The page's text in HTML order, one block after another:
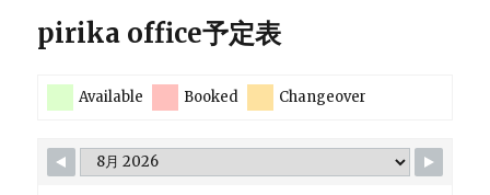
pirika office予定表
Available Booked Changeover